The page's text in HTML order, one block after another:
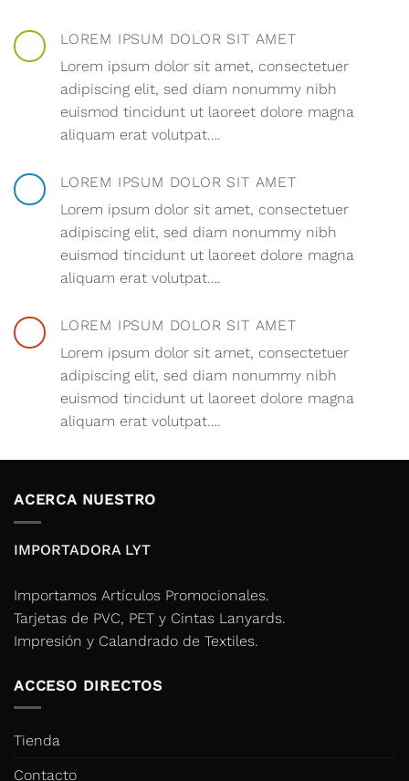
LOREM IPSUM DOLOR SIT AMET
Lorem ipsum dolor sit amet, consectetuer
adipiscing elit, sed diam nonummy nibh
euismod tincidunt ut laoreet dolore magna
aliquam erat volutpat….
LOREM IPSUM DOLOR SIT AMET
Lorem ipsum dolor sit amet, consectetuer
adipiscing elit, sed diam nonummy nibh
euismod tincidunt ut laoreet dolore magna
aliquam erat volutpat….
LOREM IPSUM DOLOR SIT AMET
Lorem ipsum dolor sit amet, consectetuer
adipiscing elit, sed diam nonummy nibh
euismod tincidunt ut laoreet dolore magna
aliquam erat volutpat….
ACERCA NUESTRO
IMPORTADORA LYT
Importamos Artículos Promocionales.
Tarjetas de PVC, PET y Cintas Lanyards.
Impresión y Calandrado de Textiles.
ACCESO DIRECTOS
Tienda
Contacto